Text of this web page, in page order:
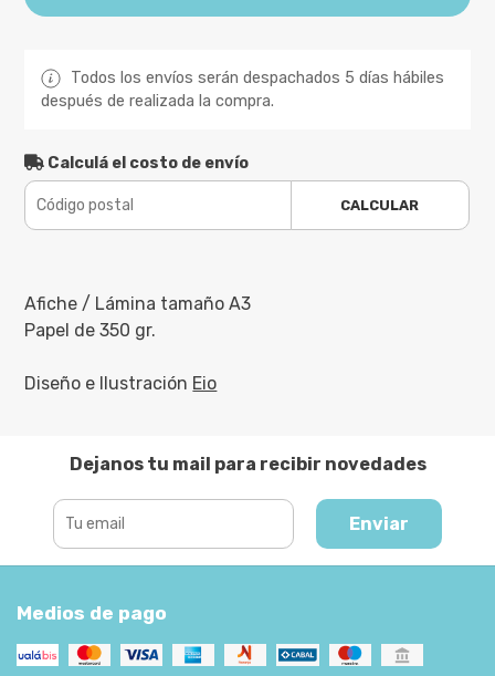
Todos los envíos serán despachados 5 días hábiles
después de realizada la compra.
Calculá el costo de envío
CALCULAR
Afiche / Lámina tamaño A3
Papel de 350 gr.
Diseño e Ilustración Eio
Dejanos tu mail para recibir novedades
Enviar
Medios de pago